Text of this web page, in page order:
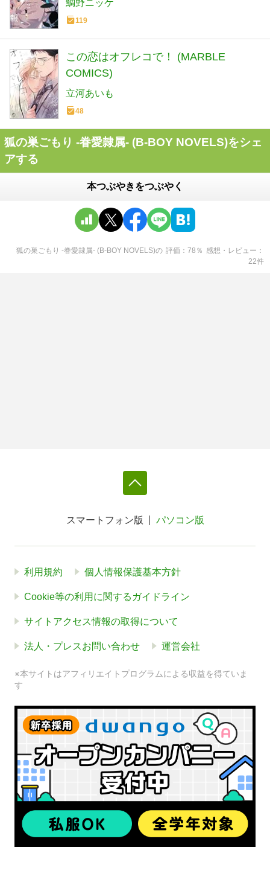
鯛野ニッケ
119
この恋はオフレコで！ (MARBLE
COMICS)
立河あいも
48
狐の巣ごもり -眷愛隷属- (B-BOY NOVELS)をシェ
アする
本つぶやきをつぶやく
狐の巣ごもり -眷愛隷属- (B-BOY NOVELS)の 評価 78 ％ 感想・レビュー
22件
スマートフォン版 パソコン版
利用規約 個人情報保護基本方針
Cookie等の利用に関するガイドライン
サイトアクセス情報の取得について
法人・プレスお問い合わせ 運営会社
※本サイトはアフィリエイトプログラムによる収益を得ていま
す